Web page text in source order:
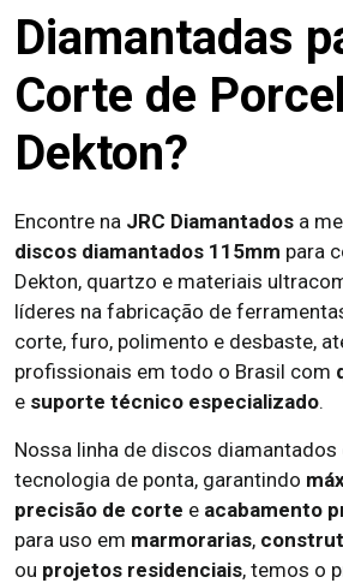
Diamantadas
Corte de
Dekton?
Encontre na JRC Diamantados a
discos diamantados 115mm para
Dekton, quartzo e materiais
líderes na fabricação de
corte, furo, polimento e desbaste,
profissionais em todo o Brasil com
e suporte técnico especializado.
Nossa linha de discos
tecnologia de ponta, garantindo
precisão de corte e acabamento
para uso em marmorarias,
ou projetos residenciais, temos o